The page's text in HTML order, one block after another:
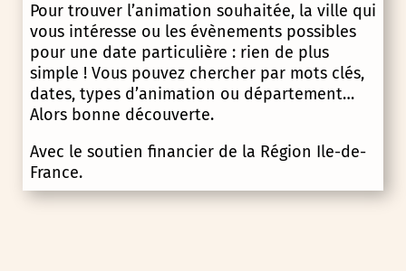
Pour trouver l’animation souhaitée, la ville qui
vous intéresse ou les évènements possibles
pour une date particulière : rien de plus
simple ! Vous pouvez chercher par mots clés,
dates, types d’animation ou département…
Alors bonne découverte.
Avec le soutien financier de la Région Ile-de-
France.